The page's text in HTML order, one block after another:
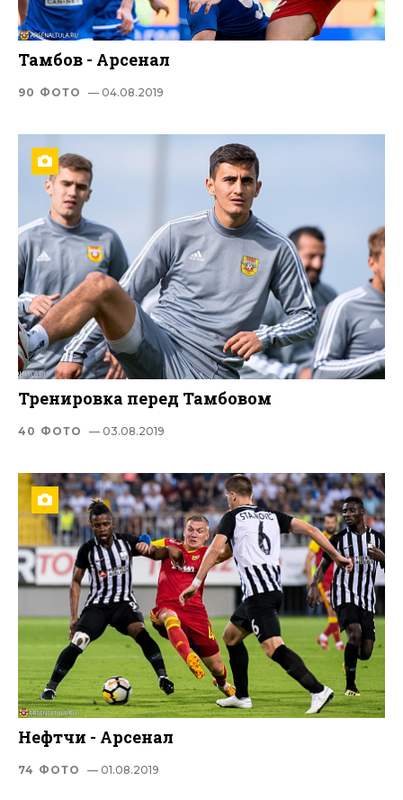
Тамбов - Арсенал
90 ФОТО — 04.08.2019
Тренировка перед Тамбовом
40 ФОТО — 03.08.2019
Нефтчи - Арсенал
74 ФОТО — 01.08.2019